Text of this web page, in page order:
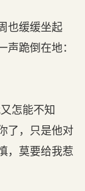
也缓缓坐起
跪倒在地：
怎能不知
了，只是他对
，莫要给我惹